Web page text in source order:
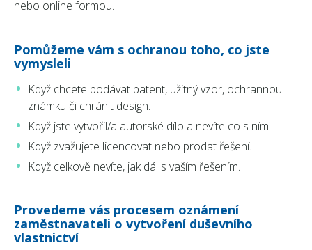
nebo online formou.
Pomůžeme vám s ochranou toho, co jste
vymysleli
Když chcete podávat patent, užitný vzor, ochrannou
známku či chránit design.
Když jste vytvořil/a autorské dílo a nevíte co s ním.
Když zvažujete licencovat nebo prodat řešení.
Když celkově nevíte, jak dál s vaším řešením.
Provedeme vás procesem oznámení
zaměstnavateli o vytvoření duševního
vlastnictví